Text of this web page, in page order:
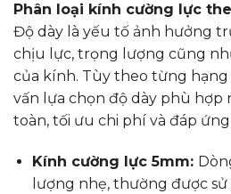
Phân loại kính cường lực
Độ dày là yếu tố ảnh hưởng
chịu lực, trọng lượng cũng
của kính. Tùy theo từng hạng
vấn lựa chọn độ dày phù hợp
toàn, tối ưu chi phí và đáp
Kính cường lực 5mm:
lượng nhẹ, thường được